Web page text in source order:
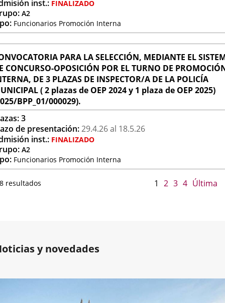
inst.: FINALIZADO
A2
Funcionarios Promoción Interna
3
PARA LA SELECCIÓN, MEDIANTE EL
CONCURSO-OPOSICIÓN POR EL TURNO DE
DE 3 PLAZAS DE INSPECTOR/A DE LA POLICÍA
( 2 plazas de OEP 2024 y 1 plaza de OEP 2025)
BPP_01/000029).
de presentación:29.4.26al 18.5.26
inst.: FINALIZADO
A2
Funcionarios Promoción Interna
resultados 1 2 3 4 Última
y novedades